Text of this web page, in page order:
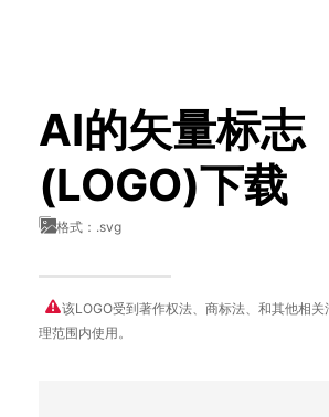
AI的矢量标志
(LOGO)下载
格式：.svg
该LOGO受到著作权法、商标法、和其他相
理范围内使用。